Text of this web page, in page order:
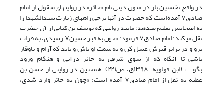
در واقع نخستین بار در متون دینى نام «حائر» در روایتهاى منقول از امام
صادق۷آمده است که حضرت در آنها برخى راههاى زیارت سیدالشهدا را
به اصحابش تعلیم میدهد؛ مانند روایتى که یوسف بن کنانى از آن حضرت
نقل مىکند: امام صادق۷فرمود: «چون به قبر حسین۷رسیدى، به فرات
برو و در برابر قبرش غسل کن و به سمت او باش و باید که آرام و باوقار
باشى تا آنگاه که از سوى شرقى به حائر درآیى و هنگام ورود
بگو...»(ابنقولویه، ۱۳۹۸ق، ص۲۲۱) . همچنین در روایتى از حسن بن
عطیه به نقل از امام صادق۷ آمده است: «چون به حائر وارد شدى،